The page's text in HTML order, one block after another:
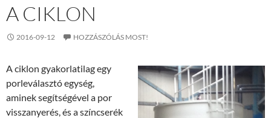
A CIKLON
2016-09-12 HOZZÁSZÓLÁS MOST!
A ciklon gyakorlatilag egy
porleválasztó egység,
aminek segítségével a por
visszanyerés, és a színcserék